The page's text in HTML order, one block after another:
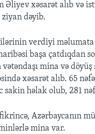
Əliyev xəsarət alıb və
dəyib.
verdiyi
başa çatdıqdan
mina və döyüş
xəsarət alıb. 65
sakin həlak olub, 281
Azərbaycanın
mina var.